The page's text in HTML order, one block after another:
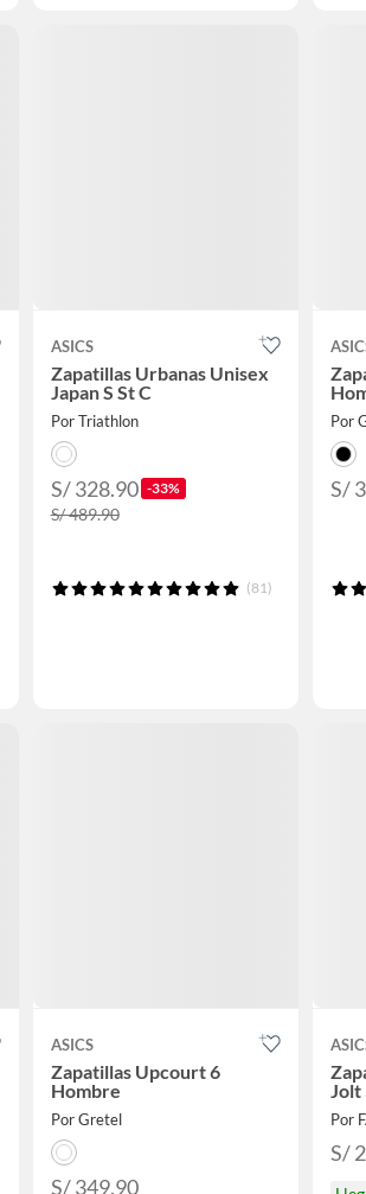
ASICS
Zapatillas Urbanas Unisex
Japan S St C
Por Triathlon
S/ 328.90 -33%
S/ 489.90
(81)
Por
S/
ASICS
Zapatillas Upcourt 6
Hombre
Por Gretel
S/ 349.90
Jolt
Por
S/